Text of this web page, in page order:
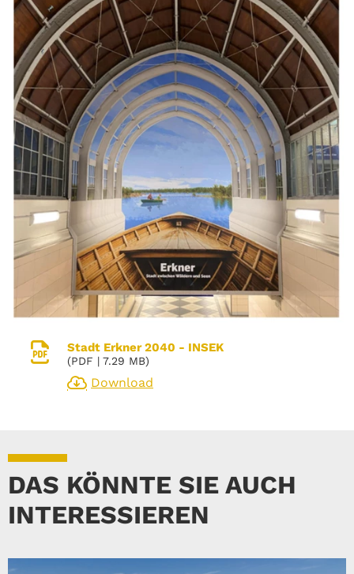
Stadt Erkner 2040 - INSEK
(PDF | 7.29 MB)
Download
DAS KÖNNTE SIE AUCH
INTERESSIEREN